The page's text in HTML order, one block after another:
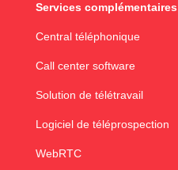
Services complémentaires
Central téléphonique
Call center software
Solution de télétravail
Logiciel de téléprospection
WebRTC